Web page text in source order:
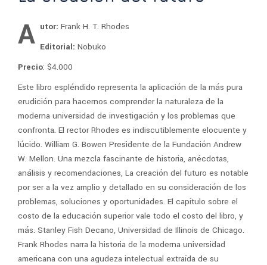
A utor: Frank H. T. Rhodes
Editorial: Nobuko
Precio: $4.000
Este libro espléndido representa la aplicación de la más pura
erudición para hacernos comprender la naturaleza de la
moderna universidad de investigación y los problemas que
confronta. El rector Rhodes es indiscutiblemente elocuente y
lúcido. William G. Bowen Presidente de la Fundación Andrew
W. Mellon. Una mezcla fascinante de historia, anécdotas,
análisis y recomendaciones, La creación del futuro es notable
por ser a la vez amplio y detallado en su consideración de los
problemas, soluciones y oportunidades. El capítulo sobre el
costo de la educación superior vale todo el costo del libro, y
más. Stanley Fish Decano, Universidad de Illinois de Chicago.
Frank Rhodes narra la historia de la moderna universidad
americana con una agudeza intelectual extraída de su